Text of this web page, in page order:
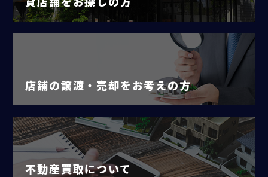
店舗の譲渡・売却をお考えの方
不動産買取について